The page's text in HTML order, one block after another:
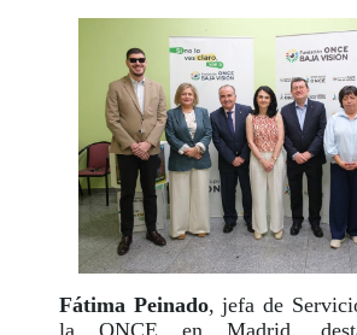
Fátima Peinado, jefa de
la ONCE en Madrid,